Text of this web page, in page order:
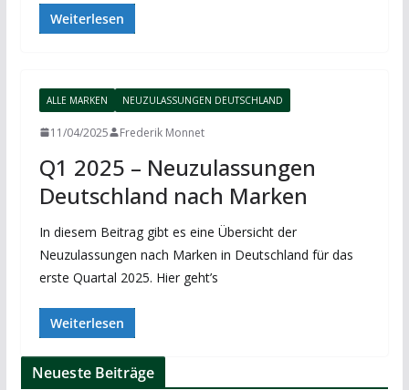
Weiterlesen
ALLE MARKEN NEUZULASSUNGEN DEUTSCHLAND
11/04/2025 Frederik Monnet
Q1 2025 – Neuzulassungen
Deutschland nach Marken
In diesem Beitrag gibt es eine Übersicht der
Neuzulassungen nach Marken in Deutschland für das
erste Quartal 2025. Hier geht’s
Weiterlesen
Neueste Beiträge